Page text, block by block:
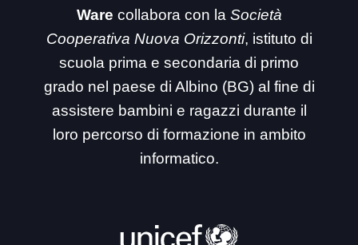
Ware collabora con la Società
Cooperativa Nuova Orizzonti, istituto di
scuola prima e secondaria di primo
grado nel paese di Albino (BG) al fine di
assistere bambini e ragazzi durante il
loro percorso di formazione in ambito
informatico.